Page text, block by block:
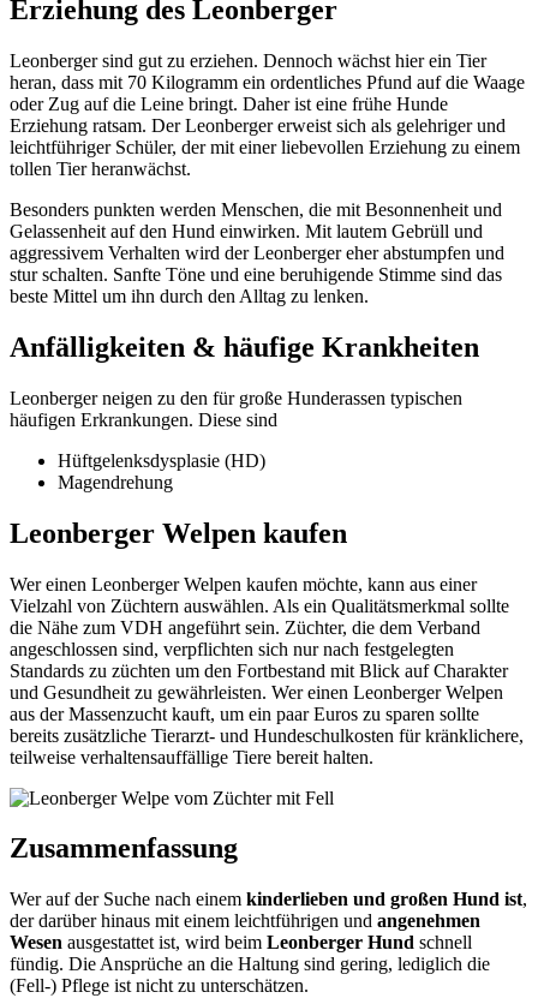
Erziehung des Leonberger
Leonberger sind gut zu erziehen. Dennoch wächst hier ein Tier
heran, dass mit 70 Kilogramm ein ordentliches Pfund auf die Waage
oder Zug auf die Leine bringt. Daher ist eine frühe Hunde
Erziehung ratsam. Der Leonberger erweist sich als gelehriger und
leichtführiger Schüler, der mit einer liebevollen Erziehung zu einem
tollen Tier heranwächst.
Besonders punkten werden Menschen, die mit Besonnenheit und
Gelassenheit auf den Hund einwirken. Mit lautem Gebrüll und
aggressivem Verhalten wird der Leonberger eher abstumpfen und
stur schalten. Sanfte Töne und eine beruhigende Stimme sind das
beste Mittel um ihn durch den Alltag zu lenken.
Anfälligkeiten & häufige Krankheiten
Leonberger neigen zu den für große Hunderassen typischen
häufigen Erkrankungen. Diese sind
Hüftgelenksdysplasie (HD)
Magendrehung
Leonberger Welpen kaufen
Wer einen Leonberger Welpen kaufen möchte, kann aus einer
Vielzahl von Züchtern auswählen. Als ein Qualitätsmerkmal sollte
die Nähe zum VDH angeführt sein. Züchter, die dem Verband
angeschlossen sind, verpflichten sich nur nach festgelegten
Standards zu züchten um den Fortbestand mit Blick auf Charakter
und Gesundheit zu gewährleisten. Wer einen Leonberger Welpen
aus der Massenzucht kauft, um ein paar Euros zu sparen sollte
bereits zusätzliche Tierarzt- und Hundeschulkosten für kränklichere,
teilweise verhaltensauffällige Tiere bereit halten.
Zusammenfassung
Wer auf der Suche nach einem kinderlieben und großen Hund ist,
der darüber hinaus mit einem leichtführigen und angenehmen
Wesen ausgestattet ist, wird beim Leonberger Hund schnell
fündig. Die Ansprüche an die Haltung sind gering, lediglich die
(Fell-) Pflege ist nicht zu unterschätzen.